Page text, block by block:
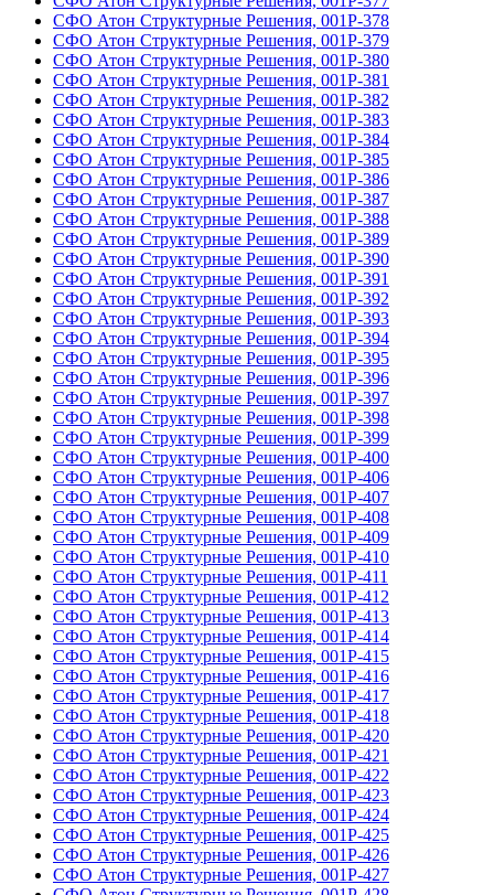
СФО Атон Структурные Решения, 001Р-378
СФО Атон Структурные Решения, 001Р-379
СФО Атон Структурные Решения, 001Р-380
СФО Атон Структурные Решения, 001Р-381
СФО Атон Структурные Решения, 001Р-382
СФО Атон Структурные Решения, 001Р-383
СФО Атон Структурные Решения, 001Р-384
СФО Атон Структурные Решения, 001Р-385
СФО Атон Структурные Решения, 001Р-386
СФО Атон Структурные Решения, 001Р-387
СФО Атон Структурные Решения, 001Р-388
СФО Атон Структурные Решения, 001Р-389
СФО Атон Структурные Решения, 001Р-390
СФО Атон Структурные Решения, 001Р-391
СФО Атон Структурные Решения, 001Р-392
СФО Атон Структурные Решения, 001Р-393
СФО Атон Структурные Решения, 001Р-394
СФО Атон Структурные Решения, 001Р-395
СФО Атон Структурные Решения, 001Р-396
СФО Атон Структурные Решения, 001Р-397
СФО Атон Структурные Решения, 001Р-398
СФО Атон Структурные Решения, 001Р-399
СФО Атон Структурные Решения, 001Р-400
СФО Атон Структурные Решения, 001Р-406
СФО Атон Структурные Решения, 001Р-407
СФО Атон Структурные Решения, 001Р-408
СФО Атон Структурные Решения, 001Р-409
СФО Атон Структурные Решения, 001Р-410
СФО Атон Структурные Решения, 001Р-411
СФО Атон Структурные Решения, 001Р-412
СФО Атон Структурные Решения, 001Р-413
СФО Атон Структурные Решения, 001Р-414
СФО Атон Структурные Решения, 001Р-415
СФО Атон Структурные Решения, 001Р-416
СФО Атон Структурные Решения, 001Р-417
СФО Атон Структурные Решения, 001Р-418
СФО Атон Структурные Решения, 001Р-420
СФО Атон Структурные Решения, 001Р-421
СФО Атон Структурные Решения, 001Р-422
СФО Атон Структурные Решения, 001Р-423
СФО Атон Структурные Решения, 001Р-424
СФО Атон Структурные Решения, 001Р-425
СФО Атон Структурные Решения, 001Р-426
СФО Атон Структурные Решения, 001Р-427